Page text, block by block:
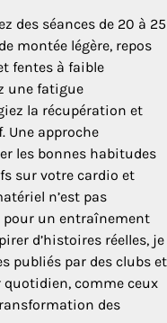
des séances de 20 à 25
montée légère, repos
fentes à faible
une fatigue
la récupération et
Une approche
les bonnes habitudes
sur votre cardio et
n’est pas
pour un entraînement
d’histoires réelles, je
publiés par des clubs et
comme ceux
des